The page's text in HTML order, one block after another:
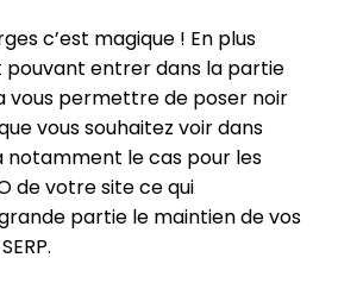
c’est magique ! En plus
pouvant entrer dans la partie
vous permettre de poser noir
vous souhaitez voir dans
notamment le cas pour les
de votre site ce qui
partie le maintien de vos